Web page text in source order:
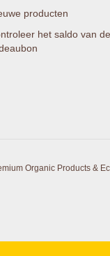
producten
het saldo van de
Organic Products &